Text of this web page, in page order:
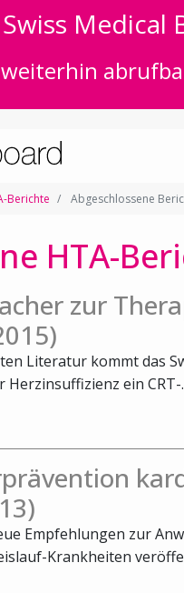
Swiss
Berichte Abgeschlossene
HTA-
zur
Literatur kommt das
ein CRT-
Empfehlungen zur
Krankheiten